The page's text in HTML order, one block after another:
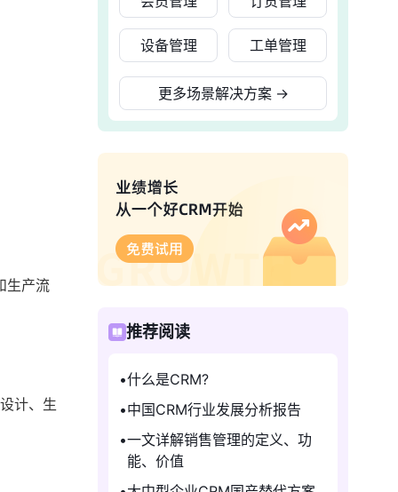
生产流
计、生
设备管理 工单管理
更多场景解决方案 →
推荐阅读
什么是CRM?
中国CRM行业发展分析报告
一文详解销售管理的定义、功
能、价值